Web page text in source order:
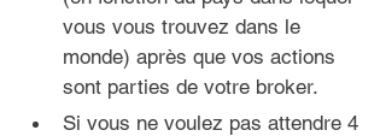
vous vous trouvez dans le
monde) après que vos actions
sont parties de votre broker.
Si vous ne voulez pas attendre 4